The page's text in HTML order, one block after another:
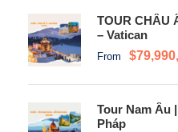
TOUR CHÂU
– Vatican
From
Tour Nam Âu
Pháp